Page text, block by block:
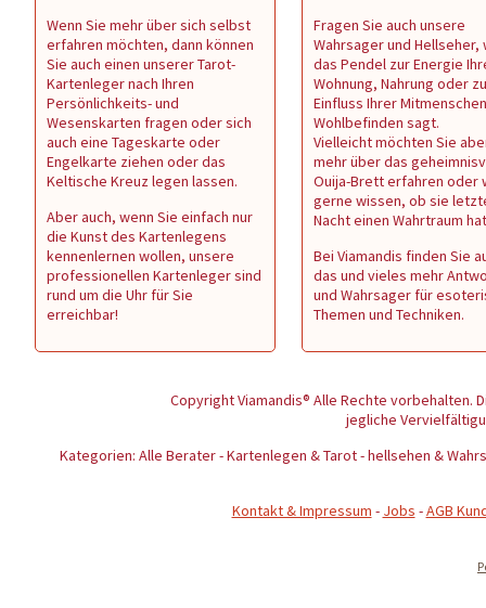
Wenn Sie mehr über sich selbst
erfahren möchten, dann können
Sie auch einen unserer Tarot-
Kartenleger nach Ihren
Persönlichkeits- und
Wesenskarten fragen oder sich
auch eine Tageskarte oder
Engelkarte ziehen oder das
Keltische Kreuz legen lassen.
Aber auch, wenn Sie einfach nur
die Kunst des Kartenlegens
kennenlernen wollen, unsere
professionellen Kartenleger sind
rund um die Uhr für Sie
erreichbar!
Fragen Sie auch unsere
Wahrsager und Hellseher,
das Pendel zur Energie
Wohnung, Nahrung oder
Einfluss Ihrer
Wohlbefinden sagt.
Vielleicht möchten Sie
mehr über das
Ouija-Brett erfahren oder
gerne wissen, ob sie
Nacht einen Wahrtraum
Bei Viamandis finden Sie
das und vieles mehr
und Wahrsager für
Themen und Techniken.
Copyright Viamandis® Alle Rechte vorbehalten.
jegliche
Kategorien: Alle Berater - Kartenlegen & Tarot - hellsehen &
Kontakt & Impressum - Jobs -AGB